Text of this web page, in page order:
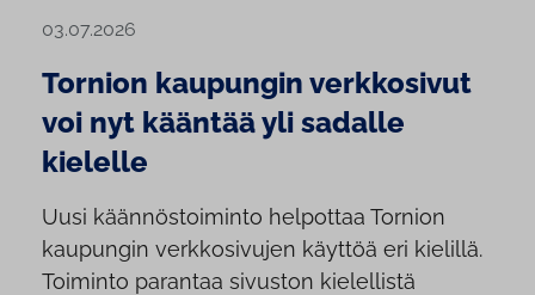
03.07.2026
Tornion kaupungin verkkosivut
voi nyt kääntää yli sadalle
kielelle
Uusi käännöstoiminto helpottaa Tornion
kaupungin verkkosivujen käyttöä eri kielillä.
Toiminto parantaa sivuston kielellistä